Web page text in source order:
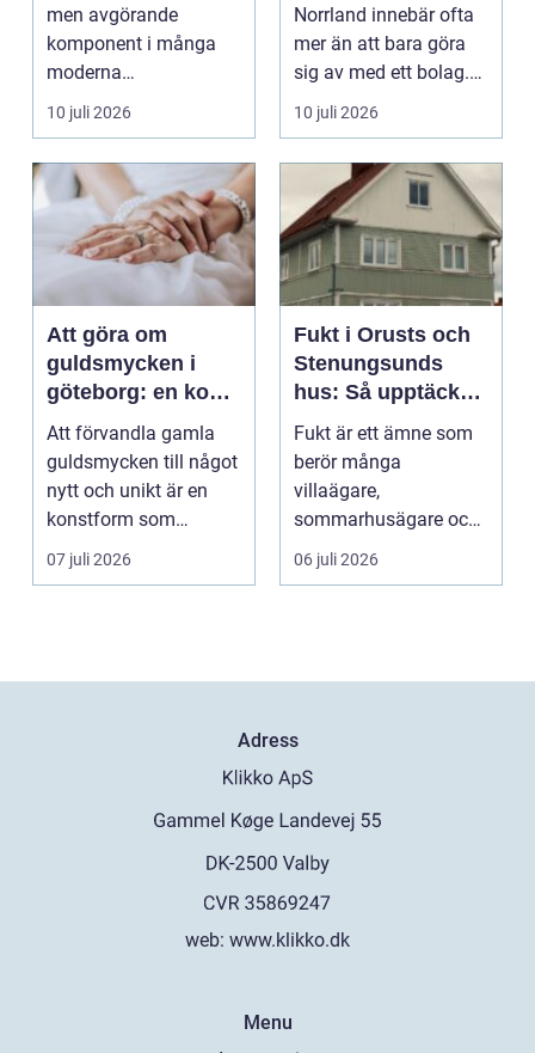
men avgörande
komponent i många
moderna
verksamheter. Den
används för att fl...
10 juli 2026
Norrland innebär ofta
mer än att bara göra
sig av med ett bolag.
För många ä...
10 juli 2026
Att göra om
guldsmycken i
göteborg: en konst
att förnya det
gamla
Att förvandla gamla
guldsmycken till något
nytt och unikt är en
konstform som
kombinerar
traditionel...
07 juli 2026
Fukt i Orusts och
Stenungsunds
hus: Så upptäcker
och åtgärdar du
problemet
Fukt är ett ämne som
berör många
villaägare,
sommarhusägare och
bosta...
06 juli 2026
Adress
web: www.klikko.dk
Menu